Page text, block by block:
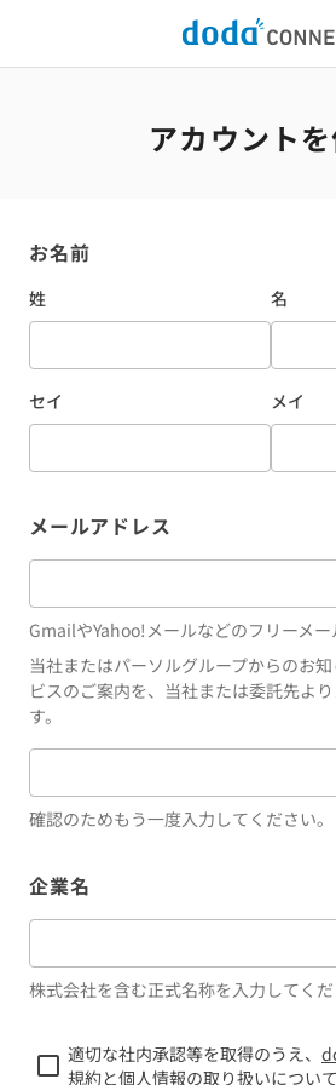
アカウント
お名前
姓 名
セイ メイ
メールアドレス
GmailやYahoo!メールなどのフリーメー
当社またはパーソルグループからのお
ビスのご案内を、当社または委託先よ
す。
確認のためもう一度入力してください。
企業名
株式会社を含む正式名称を入力してくだ
適切な社内承認等を取得のうえ、
規約と個人情報の取り扱いについて